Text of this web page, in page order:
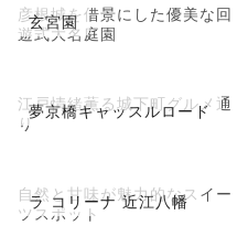
玄宮園
彦根城を借景にした優美な回
遊式大名庭園
夢京橋キャッスルロード
江戸情緒薫る城下町グルメ通
り
ラ コリーナ 近江八幡
自然と甘味が魅力的なスイー
ツスポット